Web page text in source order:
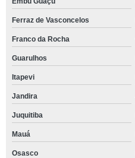
Ferraz de Vasconcelos
Franco da Rocha
Guarulhos
Itapevi
Jandira
Juquitiba
Mauá
Osasco